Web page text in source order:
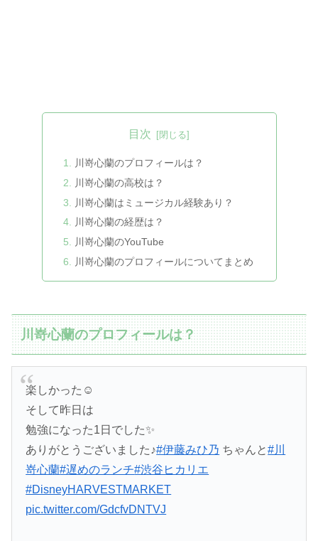
目次
川嵜心蘭のプロフィールは？
川嵜心蘭の高校は？
川嵜心蘭はミュージカル経験あり？
川嵜心蘭の経歴は？
川嵜心蘭のYouTube
川嵜心蘭のプロフィールについてまとめ
川嵜心蘭のプロフィールは？
楽しかった☺️
そして昨日は
勉強になった1日でした✨
ありがとうございました♪#伊藤みひ乃 ちゃんと#川
嵜心蘭#遅めのランチ#渋谷ヒカリエ
#DisneyHARVESTMARKET
pic.twitter.com/GdcfvDNTVJ